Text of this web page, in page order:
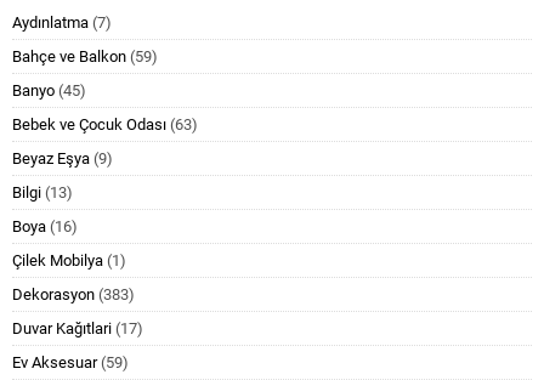
Aydınlatma (7)
Bahçe ve Balkon (59)
Banyo (45)
Bebek ve Çocuk Odası (63)
Beyaz Eşya (9)
Bilgi (13)
Boya (16)
Çilek Mobilya (1)
Dekorasyon (383)
Duvar Kağıtlari (17)
Ev Aksesuar(59)